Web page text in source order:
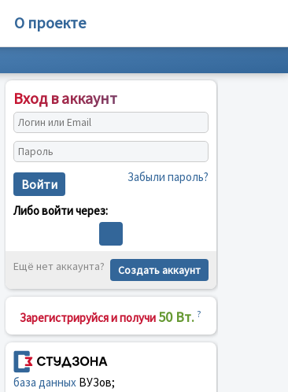
О проекте
Вход в аккаунт
Войти Забыли пароль?
Либо войти через:
Ещё нет аккаунта? Создать аккаунт
Зарегистрируйся и получи 50 Вт. ?
база данныхВУЗов;